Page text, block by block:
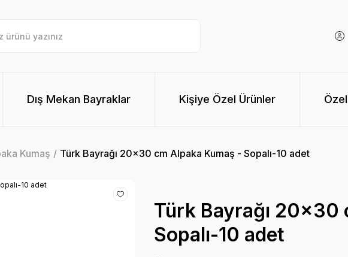
Dış Mekan Bayraklar Kişiye Özel Ürünler
Kumaş Türk Bayrağı 20x30 cm Alpaka Kumaş - Sopalı-10 adet
Türk Bayrağı 20x30
Sopalı-10 adet